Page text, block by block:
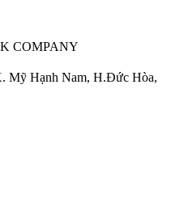
COMPANY
Mỹ Hạnh Nam, H.Đức Hòa,